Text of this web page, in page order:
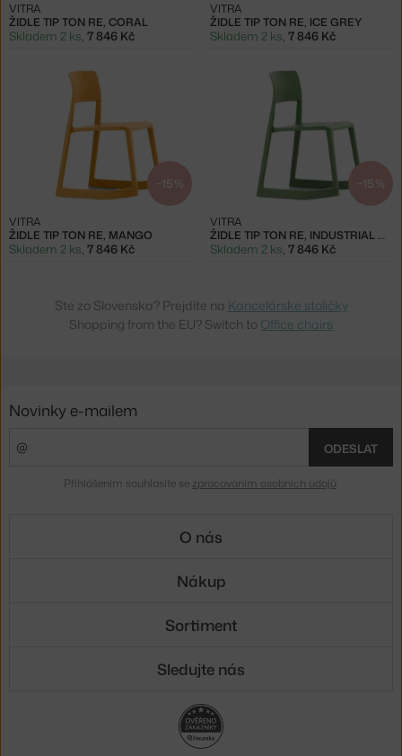
ŽIDLE TIP TON RE, CORAL
VITRA
Skladem 2 ks, 7 846 Kč
ŽIDLE TIP TON RE, ICE GREY
VITRA
Skladem 2 ks, 7 846 Kč
−15 %
ŽIDLE TIP TON RE, MANGO
VITRA
Skladem 2 ks, 7 846 Kč
−15 %
ŽIDLE TIP TON RE, INDUSTRIAL GREEN
VITRA
Skladem 2 ks, 7 846 Kč
Ste zo Slovenska? Prejdite na Kancelárske stoličky
Shopping from the EU? Switch to Office chairs
Novinky e-mailem
ODESLAT
Přihlášením souhlasíte se zpracováním osobních údajů
O nás
Nákup
Sortiment
Sledujte nás